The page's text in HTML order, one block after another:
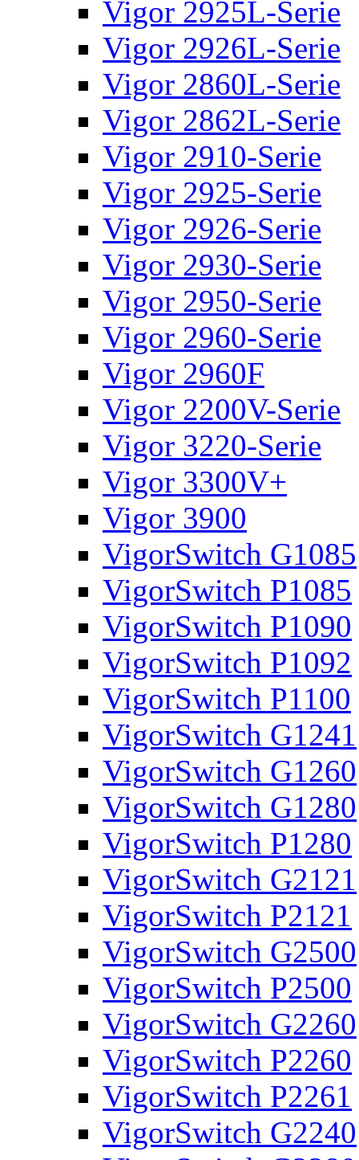
Vigor 2925L-Serie
Vigor 2926L-Serie
Vigor 2860L-Serie
Vigor 2862L-Serie
Vigor 2910-Serie
Vigor 2925-Serie
Vigor 2926-Serie
Vigor 2930-Serie
Vigor 2950-Serie
Vigor 2960-Serie
Vigor 2960F
Vigor 2200V-Serie
Vigor 3220-Serie
Vigor 3300V+
Vigor 3900
VigorSwitch G1085
VigorSwitch P1085
VigorSwitch P1090
VigorSwitch P1092
VigorSwitch P1100
VigorSwitch G1241
VigorSwitch G1260
VigorSwitch G1280
VigorSwitch P1280
VigorSwitch G2121
VigorSwitch P2121
VigorSwitch G2500
VigorSwitch P2500
VigorSwitch G2260
VigorSwitch P2260
VigorSwitch P2261
VigorSwitch G2240